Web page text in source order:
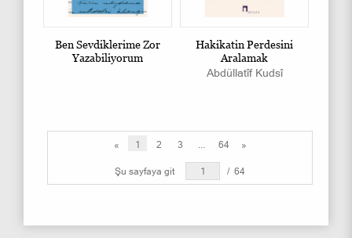
Ben Sevdiklerime Zor
Yazabiliyorum
Hakikatin Perdesini
Aralamak
Abdüllatîf Kudsî
« 1 2 3 ... 64 »
Şu sayfaya git / 64